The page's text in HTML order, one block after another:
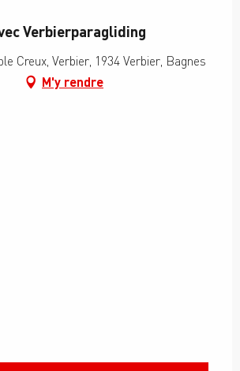
Verbierparagliding
Creux, Verbier, 1934 Verbier, Bagnes
M'y rendre